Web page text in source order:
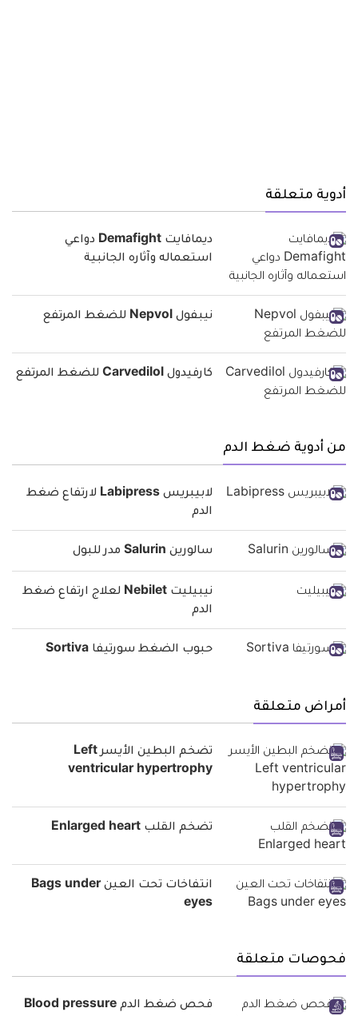
أدوية متعلقة
ديمافايت Demafight دواعي
استعماله وآثاره الجانبية
نيبفول Nepvol للضغط المرتفع
كارفيدول Carvedilol للضغط المرتفع
من أدوية ضغط الدم
لابيبريس Labipress لارتفاع ضغط
الدم
سالورين Salurin مدر للبول
نيبيليت Nebilet لعلاج ارتفاع ضغط
الدم
حبوب الضغط سورتيفا Sortiva
أمراض متعلقة
تضخم البطين الأيسر Left
ventricular hypertrophy
تضخم القلب Enlarged heart
انتفاخات تحت العين Bags under
eyes
فحوصات متعلقة
فحص ضغط الدم Blood pressure